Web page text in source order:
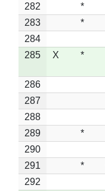
282 *
283
*
284
285
X *
286
287
288
289
*
290
291
*
292